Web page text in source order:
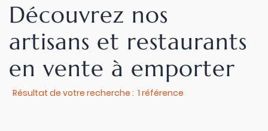
Découvrez nos
artisans et restaurants
en vente à emporter
Résultat de votre recherche : 1 référence